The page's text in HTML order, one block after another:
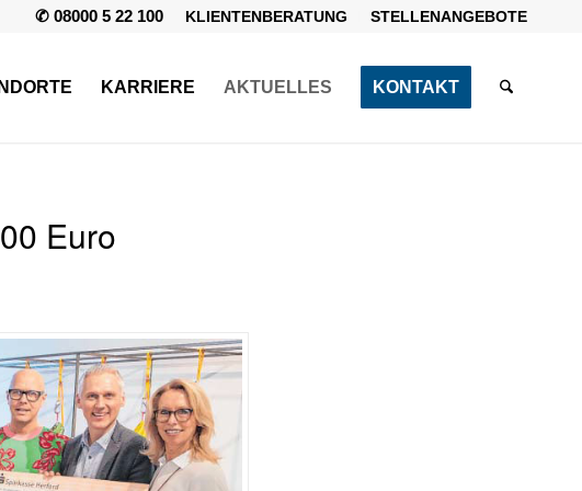
KLIENTENBERATUNG STELLENANGEBOTE
✆ 08000 5 22 100
KARRIERE AKTUELLES KONTAKT
Euro